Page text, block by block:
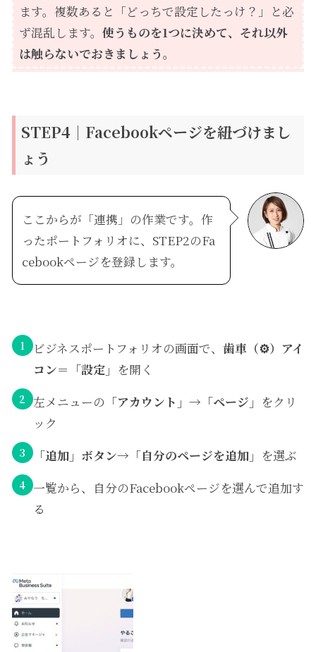
ます。複数あると「どっちで設定したっけ？」と必
ず混乱します。使うものを1つに決めて、それ以外
は触らないでおきましょう。
STEP4｜Facebookページを紐づけまし
ょう
ここからが「連携」の作業です。作
ったポートフォリオに、STEP2のFa
cebookページを登録します。
1 ビジネスポートフォリオの画面で、 歯車（⚙）アイ
コン＝「設定」 を開く
2 左メニューの 「アカウント」→「ページ」 をクリ
ック
3 「追加」ボタン→「自分のページを追加」 を選ぶ
4 一覧から、自分のFacebookページを選んで追加す
る